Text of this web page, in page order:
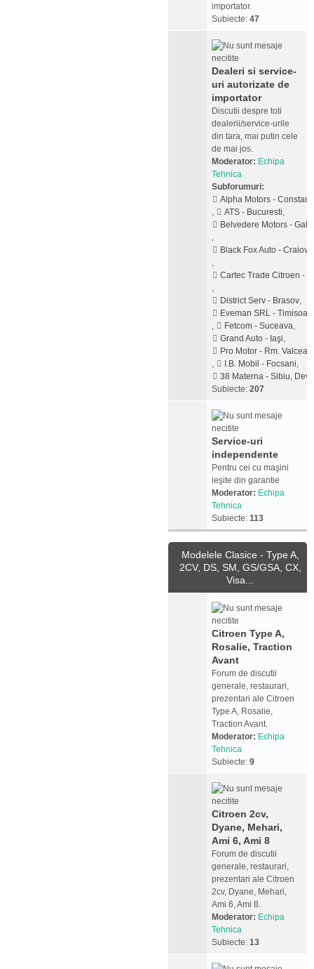
importator.
Subiecte: 47
Dealeri si service-
uri autorizate de
importator
Discutii despre toti
dealerii/service-urile
din tara, mai putin cele
de mai jos.
Moderator: Echipa
Tehnica
Subforumuri:
Alpha Motors -
,
ATS - Bucuresti,
Belvedere Motors -
,
Black Fox Auto - Craiova
,
Cartec Trade Citroen -
,
District Serv - Brasov,
Eveman SRL -
,
Fetcom - Suceava,
Grand Auto - Iaşi,
Pro Motor - Rm. Valcea
,
I.B. Mobil - Focsani,
38 Materna - Sibiu, Deva
Subiecte: 207
Service-uri
independente
Pentru cei cu maşini
ieşite din garantie
Moderator: Echipa
Tehnica
Subiecte: 113
Modelele Clasice - Type A,
2CV, DS, SM, GS/GSA, CX,
Visa...
Citroen Type A,
Rosalie, Traction
Avant
Forum de discutii
generale, restaurari,
prezentari ale Citroen
Type A, Rosalie,
Traction Avant.
Moderator: Echipa
Tehnica
Subiecte: 9
Citroen 2cv,
Dyane, Mehari,
Ami 6, Ami 8
Forum de discutii
generale, restaurari,
prezentari ale Citroen
2cv, Dyane, Mehari,
Ami 6, Ami 8.
Moderator: Echipa
Tehnica
Subiecte: 13